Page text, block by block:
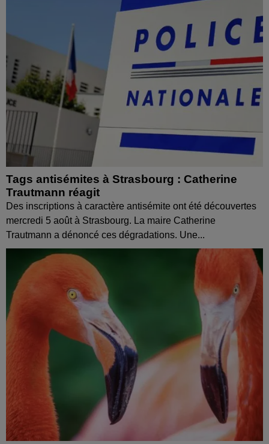
Tags antisémites à Strasbourg : Catherine
Trautmann réagit
Des inscriptions à caractère antisémite ont été découvertes
mercredi 5 août à Strasbourg. La maire Catherine
Trautmann a dénoncé ces dégradations. Une...